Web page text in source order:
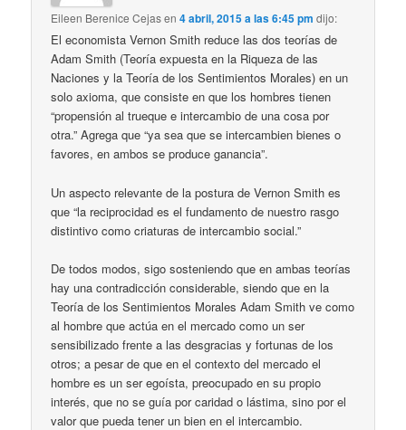
Eileen Berenice Cejasen4 abril, 2015 a las 6:45 pm dijo:
El economista Vernon Smith reduce las dos teorías de
Adam Smith (Teoría expuesta en la Riqueza de las
Naciones y la Teoría de los Sentimientos Morales) en un
solo axioma, que consiste en que los hombres tienen
“propensión al trueque e intercambio de una cosa por
otra.” Agrega que “ya sea que se intercambien bienes o
favores, en ambos se produce ganancia”.
Un aspecto relevante de la postura de Vernon Smith es
que “la reciprocidad es el fundamento de nuestro rasgo
distintivo como criaturas de intercambio social.”
De todos modos, sigo sosteniendo que en ambas teorías
hay una contradicción considerable, siendo que en la
Teoría de los Sentimientos Morales Adam Smith ve como
al hombre que actúa en el mercado como un ser
sensibilizado frente a las desgracias y fortunas de los
otros; a pesar de que en el contexto del mercado el
hombre es un ser egoísta, preocupado en su propio
interés, que no se guía por caridad o lástima, sino por el
valor que pueda tener un bien en el intercambio.